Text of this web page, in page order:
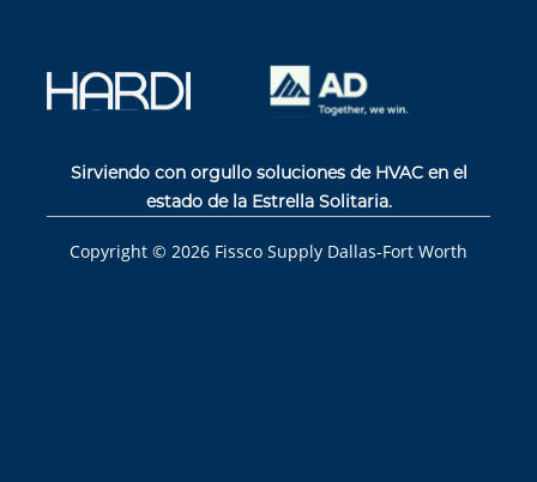
Sirviendo con orgullo soluciones de HVAC en el
estado de la Estrella Solitaria.
Copyright © 2026 Fissco Supply Dallas-Fort Worth